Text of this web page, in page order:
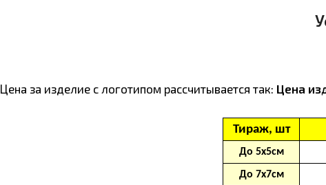
Цена за изделие с логотипом расcчитывается так: Цена